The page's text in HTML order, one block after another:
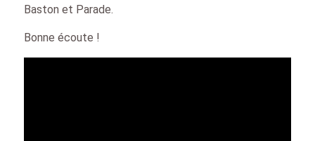
Baston et Parade.
Bonne écoute !